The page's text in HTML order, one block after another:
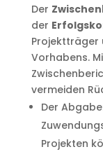
Der
der
Projektträger
Vorhabens.
vermeiden
Der
Projekten